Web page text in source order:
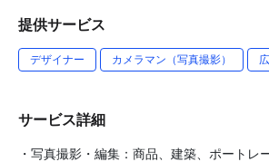
提供サービス
デザイナー カメラマン（写真撮影）
サービス詳細
・写真撮影・編集：商品、建築、ポートレ